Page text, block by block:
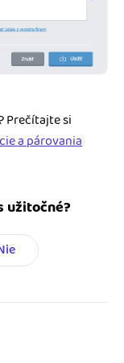
Prečítajte si
a párovania
užitočné?